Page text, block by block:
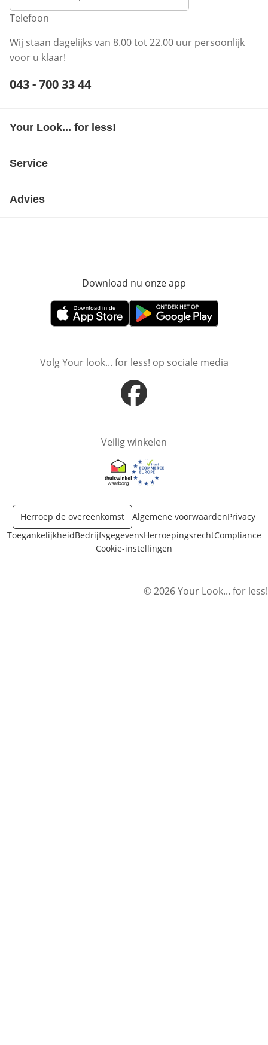
Telefoon
Wij staan dagelijks van 8.00 tot 22.00 uur persoonlijk
voor u klaar!
Telefoonnummer:
043 - 700 33 44
Your Look... for less!
Service
Advies
Download nu onze app
Opent in nieuw vensterOpent in nieuw venster
Volg Your look... for less! op sociale media
Opent in nieuw venster
Veilig winkelen
Opent in nieuw venster
Opent in nieuw venster
Herroep de overeenkomst Algemene voorwaardenPrivacy
ToegankelijkheidBedrijfsgegevensHerroepingsrechtCompliance
Cookie-instellingen
© 2026 Your Look... for less!